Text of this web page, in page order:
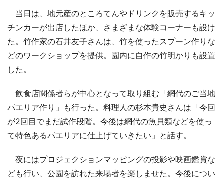
当日は、地元産のところてんやドリンクを販売するキッ
チンカーが出店したほか、さまざまな体験コーナーも設け
た。竹作家の石井友子さんは、竹を使ったスプーン作りな
どのワークショップを提供。園内に自作の竹明かりも設置
した。
飲食店関係者らが中心となって取り組む「網代のご当地
パエリア作り」も行った。料理人の杉本貴史さんは「今回
が2回目でまだ試作段階。今後は網代の魚貝類などを使っ
て特色あるパエリアに仕上げていきたい」と話す。
夜にはプロジェクションマッピングの投影や映画鑑賞な
ども行い、公園を訪れた来場者を楽しませた。今後につい